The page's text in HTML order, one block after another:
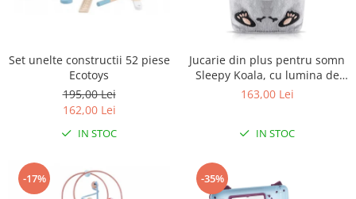
Set unelte constructii 52 piese
Ecotoys
195,00 Lei
162,00 Lei
IN STOC
Jucarie din plus pentru somn
Sleepy Koala, cu lumina de
veghe si muzica pentru
163,00 Lei
IN STOC
-17% -35%